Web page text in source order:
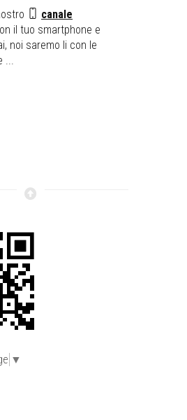
canale
il tuo smartphone e
noi saremo li con le
...
▼